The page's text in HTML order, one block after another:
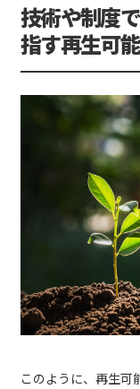
技術や制度
指す再生可
このように、再生可